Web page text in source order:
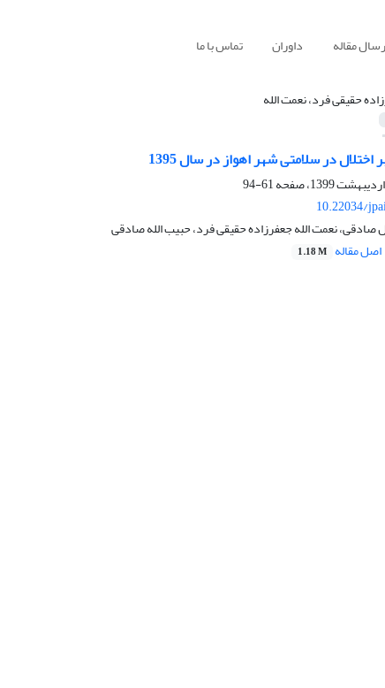
مقاله داوران تماس با ما
حقیقی فرد، نعمت الله
اختلال در سلامتی شهر اهواز در سال 1395
61-94
10.22034/
نعمت الله جعفرزاده حقیقی فرد، حبیب الله صادقی
اصل مقاله 1.18 M